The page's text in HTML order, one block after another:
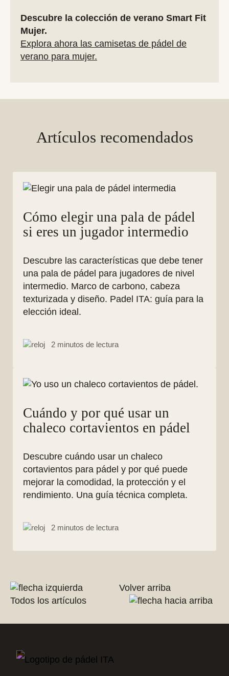
Descubre la colección de verano Smart Fit
Mujer.
Explora ahora las camisetas de pádel de
verano para mujer.
Artículos recomendados
Cómo elegir una pala de pádel
si eres un jugador intermedio
Descubre las características que debe tener
una pala de pádel para jugadores de nivel
intermedio. Marco de carbono, cabeza
texturizada y diseño. Padel ITA: guía para la
elección ideal.
2 minutos de lectura
Cuándo y por qué usar un
chaleco cortavientos en pádel
Descubre cuándo usar un chaleco
cortavientos para pádel y por qué puede
mejorar la comodidad, la protección y el
rendimiento. Una guía técnica completa.
2 minutos de lectura
Todos los artículos
Volver arriba